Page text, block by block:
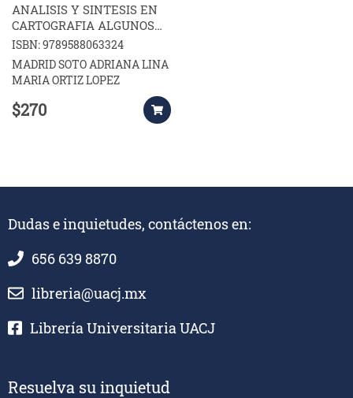
ANALISIS Y SINTESIS EN
CARTOGRAFIA ALGUNOS
PROCEDIMIENTOS
ISBN: 9789588063324
MADRID SOTO ADRIANA LINA
MARIA ORTIZ LOPEZ
$270
Dudas e inquietudes, contáctenos en:
656 639 8870
libreria@uacj.mx
Librería Universitaria UACJ
Resuelva su inquietud